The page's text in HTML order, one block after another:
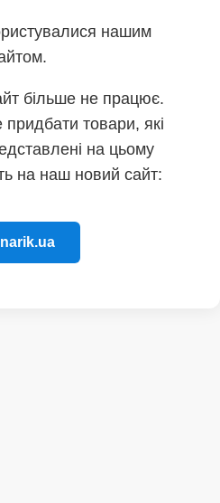
нашим
більше не працює.
товари, які
на цьому
на наш новий сайт: